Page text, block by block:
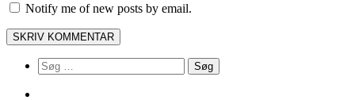
Notify me of new posts by email.
Søg
efter: